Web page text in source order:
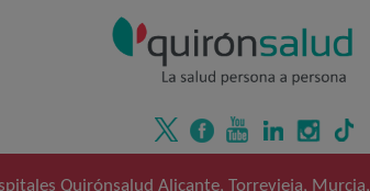
Quirónsalud Alicante, Torrevieja, Murcia,